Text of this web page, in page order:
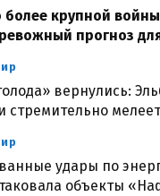
крупной
прогноз
вернулись:
стремительно мелеет
удары по
объекты